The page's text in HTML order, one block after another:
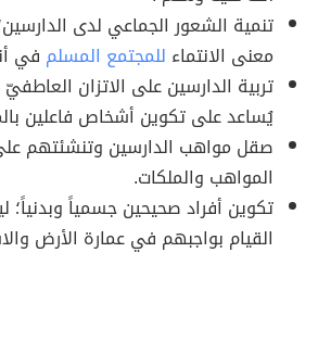
تنمية الشعور الجماعي لدى
معنى الانتماء للمجتمع المسلم في
تربية الدارسين على الاتزان
يُساعد على تكوين أشخاص فاعلين
صقل مواهب الدارسين وتنشئتهم على
المواهب والملكات.
تكوين أفراد صحيحين جسمياً وبدنياً؛
القيام بواجبهم في عمارة الأرض